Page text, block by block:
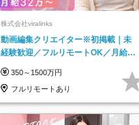
株式会社viralinks
動画編集クリエイター※初掲載｜未
経験歓迎／フルリモートOK／月給32
350～1500万円
フルリモートあり